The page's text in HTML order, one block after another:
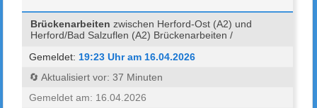
Brückenarbeiten zwischen Herford-Ost (A2) und
Herford/Bad Salzuflen (A2) Brückenarbeiten /
Gemeldet: 19:23 Uhr am 16.04.2026
🔄 Aktualisiert vor: 37 Minuten
Gemeldet am: 16.04.2026